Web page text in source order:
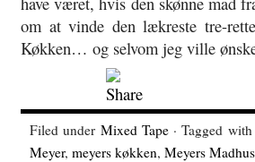
om at vinde den lækreste tre-
Køkken… og selvom jeg ville
Filed under Mixed Tape· Tagged with
Meyer, meyers køkken, Meyers Madhus